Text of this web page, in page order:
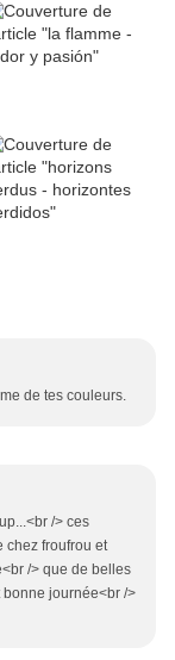
de tes couleurs.
/> ces
chez froufrou et
/> que de belles
bonne journée<br />